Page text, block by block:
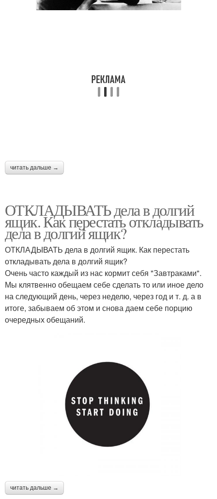
читать дальше →
ОТКЛАДЫВАТЬ дела в долгий
ящик. Как перестать откладывать
дела в долгий ящик?
ОТКЛАДЫВАТЬ дела в долгий ящик. Как перестать
откладывать дела в долгий ящик?
Очень часто каждый из нас кормит себя "Завтраками".
Мы клятвенно обещаем себе сделать то или иное дело
на следующий день, через неделю, через год и т. д. а в
итоге, забываем об этом и снова даем себе порцию
очередных обещаний.
читать дальше →